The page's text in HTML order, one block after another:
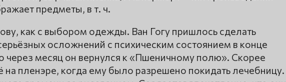
предметы, в т. ч.
как с выбором одежды. Ван Гогу пришлось сделать
осложнений с психическим состоянием в конце
через месяц он вернулся к «Пшеничному полю». Скорее
на пленэре, когда ему было разрешено покидать лечебницу.